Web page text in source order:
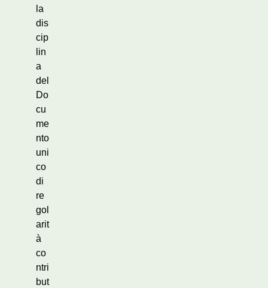
la
dis
cip
lin
a
del
Do
cu
me
nto
uni
co
di
re
gol
arit
à
co
ntri
but